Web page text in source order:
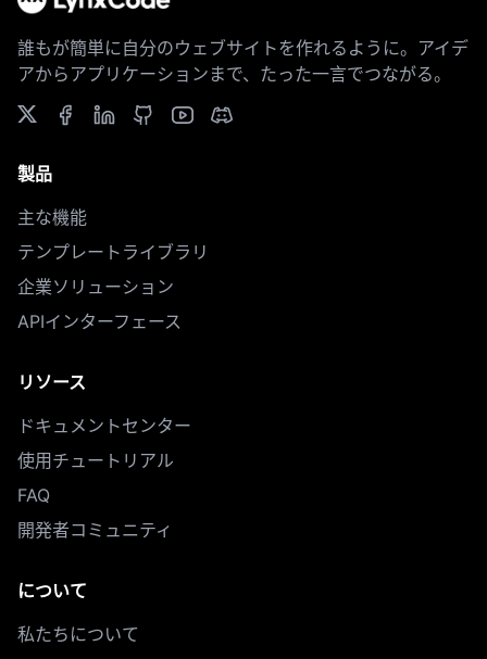
誰もが簡単に自分のウェブサイトを作れるように。アイデ
アからアプリケーションまで、たった一言でつながる。
製品
主な機能
テンプレートライブラリ
企業ソリューション
APIインターフェース
リソース
ドキュメントセンター
使用チュートリアル
FAQ
開発者コミュニティ
について
私たちについて